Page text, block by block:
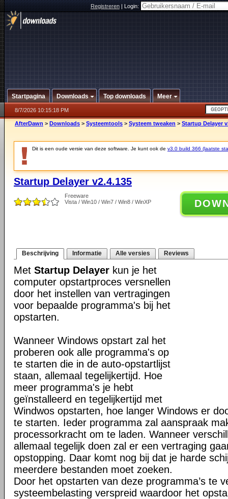
Registreren|Login:
Startpagina Downloads Top downloads Meer
8/7/2026 10:15:18 PM
AfterDawn > Downloads > Systeemtools > Systeem tweaken > Startup Delayer
Dit is een oude versie van deze software. Je kunt ook de v3.0 build 366 (laatste
Startup Delayer v2.4.135
Freeware
Vista / Win10 / Win7 / Win8 / WinXP
Beschrijving Informatie Alle versies Reviews
Met Startup Delayer kun je het
computer opstartproces versnellen
door het instellen van vertragingen
voor bepaalde programma's bij het
opstarten.
Wanneer Windows opstart zal het
proberen ook alle programma's op
te starten die in de auto-opstartlijst
staan, allemaal tegelijkertijd. Hoe
meer programma's je hebt
geïnstalleerd en tegelijkertijd met
Windwos opstarten, hoe langer Windows er
te starten. Ieder programma zal aanspraak
processorkracht om te laden. Wanneer
allemaal tegelijk doen zal er een vertraging
opstopping. Daar komt nog bij dat je harde
meerdere bestanden moet zoeken.
Door het opstarten van deze programma’s te
systeembelasting verspreid waardoor het